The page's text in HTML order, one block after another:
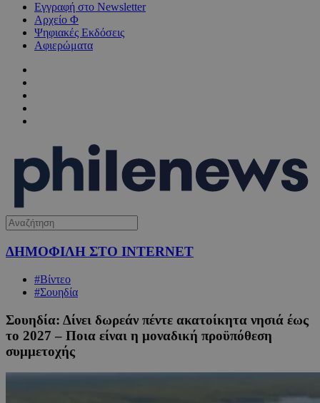
Εγγραφή στο Newsletter
Αρχείο Φ
Ψηφιακές Εκδόσεις
Αφιερώματα
ΔΗΜΟΦΙΛΗ ΣΤΟ INTERNET
#Βίντεο
#Σουηδία
Σουηδία: Δίνει δωρεάν πέντε ακατοίκητα νησιά έως
το 2027 – Ποια είναι η μοναδική προϋπόθεση
συμμετοχής